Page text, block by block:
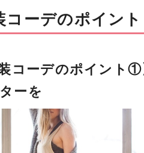
コーデのポイント
装コーデのポイント
ーを